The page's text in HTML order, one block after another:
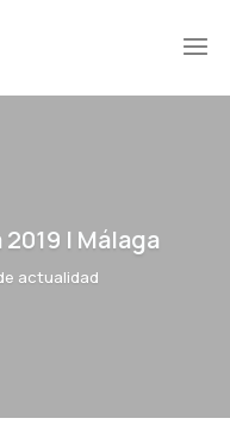
| Málaga
actualidad